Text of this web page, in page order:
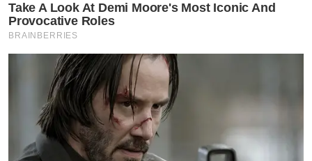
Take A Look At Demi Moore's Most Iconic And
Provocative Roles
BRAINBERRIES